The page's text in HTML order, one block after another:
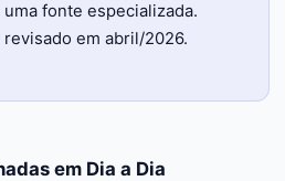
fonte especializada.
em abril/2026.
em Dia a Dia